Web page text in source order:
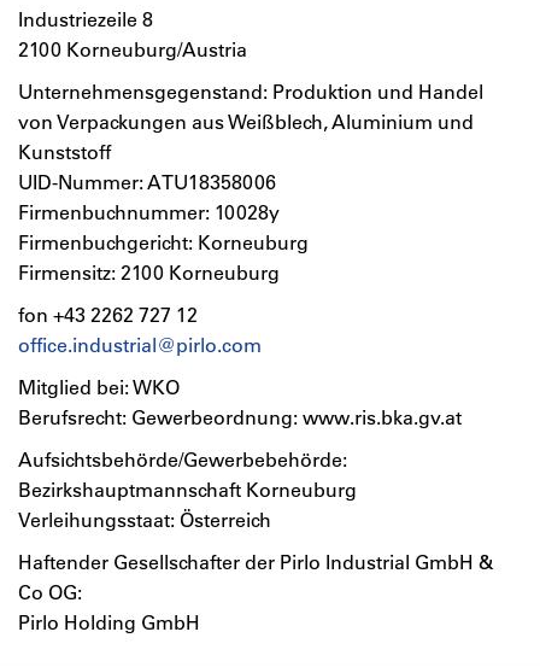
Industriezeile 8
2100 Korneuburg/Austria
Unternehmensgegenstand: Produktion und Handel
von Verpackungen aus Weißblech, Aluminium und
Kunststoff
UID-Nummer: ATU18358006
Firmenbuchnummer: 10028y
Firmenbuchgericht: Korneuburg
Firmensitz: 2100 Korneuburg
fon +43 2262 727 12
office.industrial@pirlo.com
Mitglied bei: WKO
Berufsrecht: Gewerbeordnung: www.ris.bka.gv.at
Aufsichtsbehörde/Gewerbebehörde:
Bezirkshauptmannschaft Korneuburg
Verleihungsstaat: Österreich
Haftender Gesellschafter der Pirlo Industrial GmbH &
Co OG:
Pirlo Holding GmbH